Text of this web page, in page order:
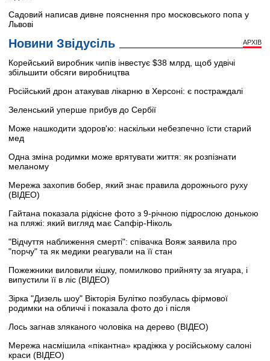
Садовий написав дивне пояснення про московського попа у
Львові
Новини Звідусіль АРХІВ
Корейський виробник чипів інвестує $38 млрд, щоб удвічі
збільшити обсяги виробництва
Російський дрон атакував лікарню в Херсоні: є постраждалі
Зеленський уперше прибув до Сербії
Може нашкодити здоров'ю: наскільки небезпечно їсти старий
мед
Одна зміна родимки може врятувати життя: як розпізнати
меланому
Мережа захопив бобер, який знає правила дорожнього руху
(ВІДЕО)
Гайтана показала рідкісне фото з 9-річною підрослою донькою
на пляжі: який вигляд має Сапфір-Ніколь
"Відчуття наближення смерті": співачка Вояж заявила про
"порчу" та як медики реагували на її стан
Пожежники виловили кішку, помилково прийняту за ягуара, і
випустили її в ліс (ВІДЕО)
Зірка "Дизель шоу" Вікторія Булітко позбулась фірмової
родимки на обличчі і показала фото до і після
Лось загнав зляканого чоловіка на дерево (ВІДЕО)
Мережа насмішила «пікантна» крадіжка у російському салоні
краси (ВІДЕО)